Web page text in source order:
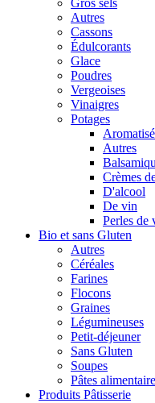
Gros sels
Autres
Cassons
Édulcorants
Glace
Poudres
Vergeoises
Vinaigres
Potages
Autres
Crèmes
D'alcool
De vin
Perles de
Bio et sans Gluten
Autres
Céréales
Farines
Flocons
Graines
Légumineuses
Petit-déjeuner
Sans Gluten
Soupes
Pâtes
Produits Pâtisserie